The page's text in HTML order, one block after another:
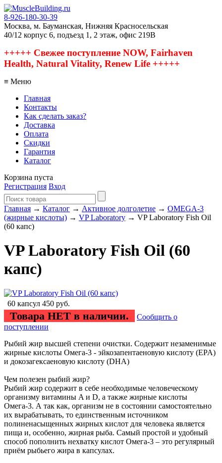
8-926-180-30-39
Москва, м. Бауманская, Нижняя Красносельская
40/12 корпус 6, подъезд 1, 2 этаж, офис 219В
+++++ Свежее поступление NOW, Fairhaven
Health, Natural Vitality, Renew Life +++++
≡ Меню
Главная
Контакты
Как сделать заказ?
Доставка
Оплата
Скидки
Гарантия
Каталог
Корзина пуста
Регистрация Вход
Главная → Каталог → Активное долголетие → OMEGA-3
(жирные кислоты) → VP Laboratory → VP Laboratory Fish Oil
(60 капс)
VP Laboratory Fish Oil (60
капс)
60 капсул 450 руб.
Товара НЕТ в наличии.
Сообщить о
поступлении
Рыбий жир высшей степени очистки. Содержит незаменимые
жирные кислоты Омега-3 - эйкозапентаеновую кислоту (EPA)
и докозагексаеновую кислоту (DHA)
Чем полезен рыбий жир?
Рыбий жир содержит в себе необходимые человеческому
организму витамины A и D, а также жирные кислоты
Омега-3. А так как, организм не в состоянии самостоятельно
их вырабатывать, то единственным источником
полиненасыщенных жирных кислот для человека является
пища и, особенно, жирная рыба. Самый простой и удобный
способ пополнить нехватку кислот Омега-3 – это регулярный
приём рыбьего жира в капсулах.